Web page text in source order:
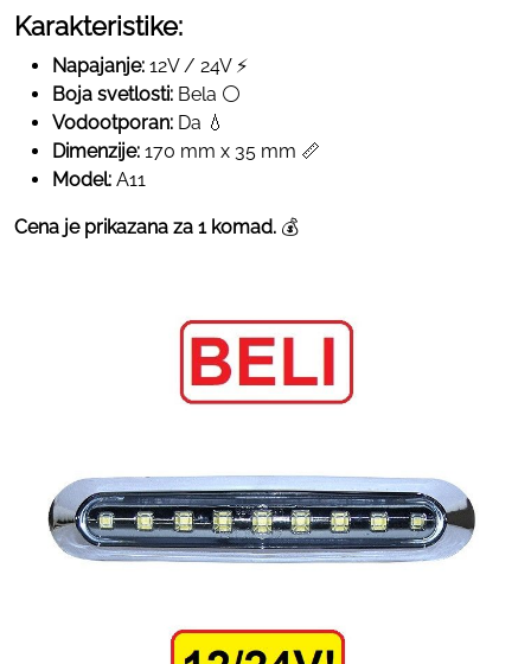
Karakteristike:
Napajanje: 12V / 24V ⚡
Boja svetlosti: Bela ⚪
Vodootporan: Da 💧
Dimenzije: 170 mm x 35 mm 📏
Model: A11
Cena je prikazana za 1 komad. 💰